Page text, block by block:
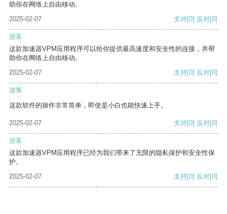
助你在网络上自由移动。
2025-02-07
支持[0] 反对[0]
游客
这款加速器VPM应用程序可以给你提供最高速度和安全性的连接，并帮
助你在网络上自由移动。
2025-02-07
支持[0] 反对[0]
游客
这款软件的操作非常简单，即使是小白也能快速上手。
2025-02-07 支持[0] 反对[0]
游客
这款加速器VPM应用程序已经为我们带来了无限的隐私保护和安全性保
护。
2025-02-07
支持[0] 反对[0]